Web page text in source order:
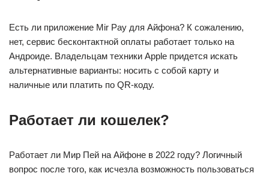
Есть ли приложение Mir Pay для Айфона? К сожалению,
нет, сервис бесконтактной оплаты работает только на
Андроиде. Владельцам техники Apple придется искать
альтернативные варианты: носить с собой карту и
наличные или платить по QR-коду.
Работает ли кошелек?
Работает ли Мир Пей на Айфоне в 2022 году? Логичный
вопрос после того, как исчезла возможность пользоваться